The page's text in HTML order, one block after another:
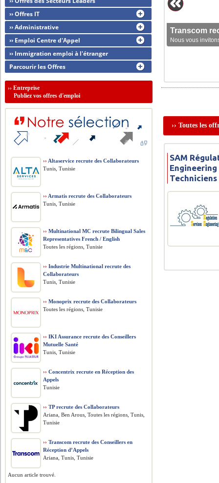
Transcom
Nous vous
›› Toutes les
SAM
Techniciens
›› Offres IT
›› Administrative
›› Emploi Centre d'Appel
›› Immigration emploi à l'étranger
Parcourir les Offres
››Entreprise
Publiez vos offres d'emploi
›› Altaservice recrute des Collaborateurs
Tunis, Tunisie
›› Armatis recrute des Collaborateurs
Tunis, Tunisie
›› Multinational MC recrute Bilingual Sales
Representatives French / English
Toutes les régions, Tunisie
›› Industrie Multinational recrute des
Collaborateurs
Tunis, Tunisie
›› Monoprix recrute des Collaborateurs
Toutes les régions, Tunisie
›› IKI Assurance recrute des Conseillers
Mutuelle Santé
Tunis, Tunisie
›› Concentrix recrute en Réception des
Appels
Tunisie
›› TP recrute des Collaborateurs
Ariana, Ben Arous, Toutes les régions, Tunis,
Tunisie
›› Transcom recrute des Conseillers en
Réception d’Appels
Ariana, Tunis, Tunisie
Aucun article trouvé.